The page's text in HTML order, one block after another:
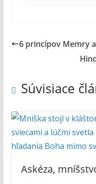
6 princípov Memry
Súvisiace
Askéza,